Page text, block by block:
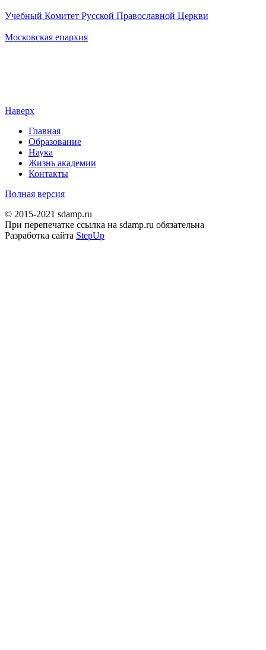
Учебный Комитет Русской Православной Церкви
Московская епархия
Наверх
Главная
Образование
Наука
Жизнь академии
Контакты
Полная версия
© 2015-2021 sdamp.ru
При перепечатке ссылка на sdamp.ru обязательна
Разработка сайта StepUp